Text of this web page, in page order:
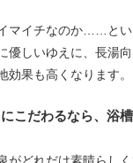
マイチなのか……とい
優しいゆえに、長湯
効果も高くなります。
にこだわるなら、浴
がどれだけ素晴らし